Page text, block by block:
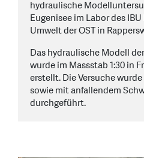
hydraulische
Eugenisee im Labor des
Umwelt der OST in
Das hydraulische Modell
wurde im Massstab 1:30 in
erstellt. Die Versuche
sowie mit anfallendem
durchgeführt.